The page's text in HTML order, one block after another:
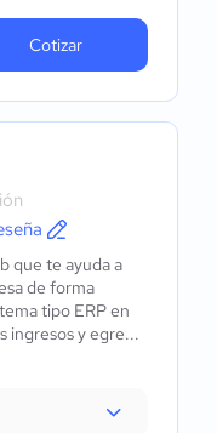
Cotizar
que te ayuda a
de forma
tipo ERP en
ingresos y egre...